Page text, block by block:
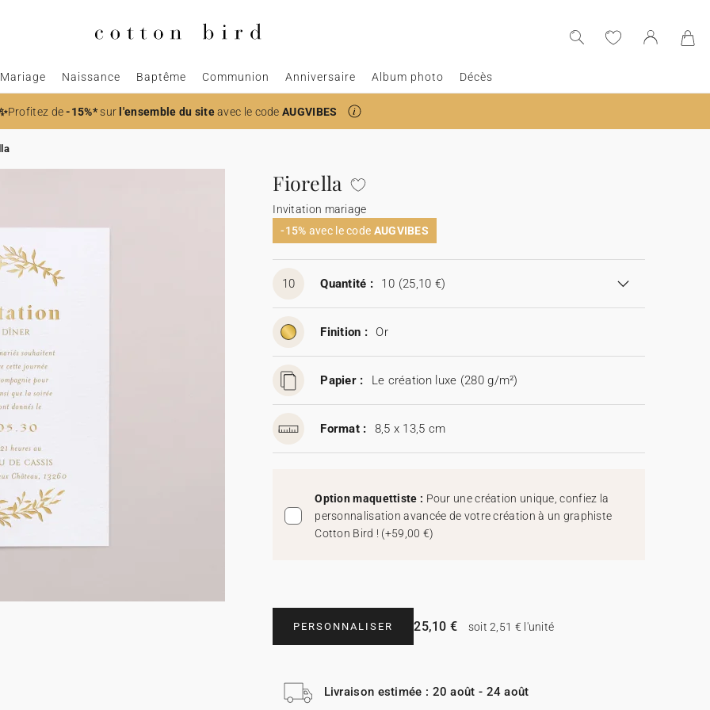
Mariage Naissance Baptême Communion Anniversaire Album photo Décès
Profitez de-15%*surl'ensemble du siteavec le code AUGVIBES
Fiorella
Invitation mariage
-15% avec le code AUGVIBES
10 Quantité : 10 (25,10 €)
Finition : Or
Papier : Le création luxe (280 g/m²)
Format : 8,5 x 13,5 cm
Option maquettiste : Pour une création unique, confiez la
personnalisation avancée de votre création à un graphiste
Cotton Bird ! (+59,00 €)
PERSONNALISER 25,10 € soit 2,51 € l'unité
Livraison estimée : 20 août - 24 août